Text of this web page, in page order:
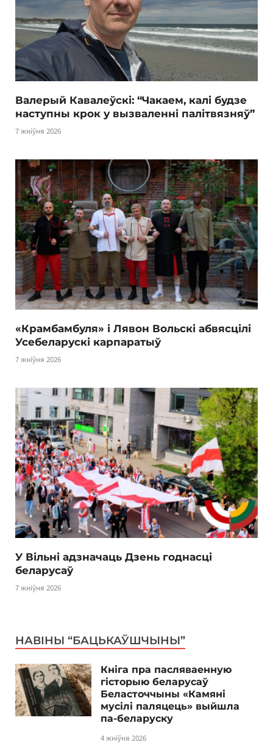
Валерый Кавалеўскі: “Чакаем, калі будзе
наступны крок у вызваленні палітвязняў”
7 жніўня 2026
«Крамбамбуля» і Лявон Вольскі абвясцілі
Усебеларускі карпаратыў
7 жніўня 2026
У Вільні адзначаць Дзень годнасці
беларусаў
7 жніўня 2026
НАВІНЫ “БАЦЬКАЎШЧЫНЫ”
Кніга пра пасляваенную
гісторыю беларусаў
Беласточчыны «Камяні
мусілі паляцець» выйшла
па-беларуску
4 жніўня 2026